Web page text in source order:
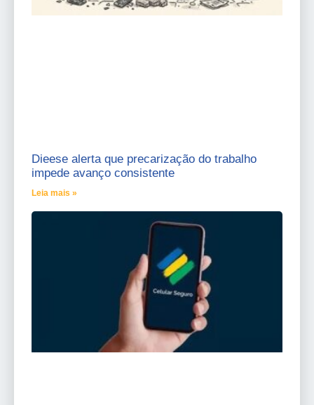
Dieese alerta que precarização do trabalho
impede avanço consistente
Leia mais »